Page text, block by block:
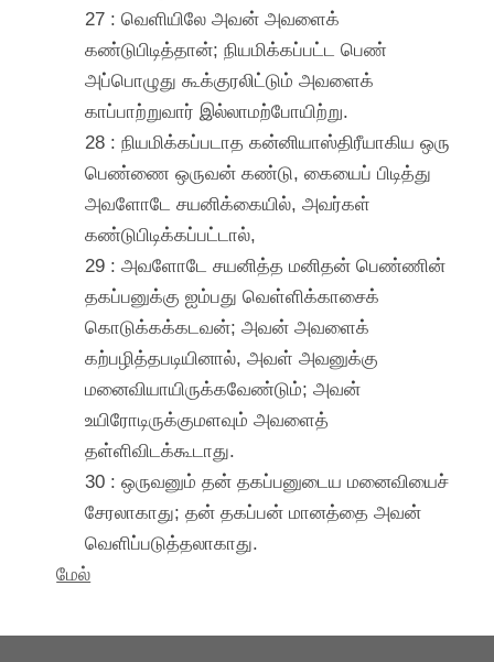
27 : வெளியிலே அவன் அவளைக்
கண்டுபிடித்தான்; நியமிக்கப்பட்ட பெண்
அப்பொழுது கூக்குரலிட்டும் அவளைக்
காப்பாற்றுவார் இல்லாமற்போயிற்று.
28 : நியமிக்கப்படாத கன்னியாஸ்திரீயாகிய ஒரு
பெண்ணை ஒருவன் கண்டு, கையைப் பிடித்து
அவளோடே சயனிக்கையில், அவர்கள்
கண்டுபிடிக்கப்பட்டால்,
29 : அவளோடே சயனித்த மனிதன் பெண்ணின்
தகப்பனுக்கு ஐம்பது வெள்ளிக்காசைக்
கொடுக்கக்கடவன்; அவன் அவளைக்
கற்பழித்தபடியினால், அவள் அவனுக்கு
மனைவியாயிருக்கவேண்டும்; அவன்
உயிரோடிருக்குமளவும் அவளைத்
தள்ளிவிடக்கூடாது.
30 : ஒருவனும் தன் தகப்பனுடைய மனைவியைச்
சேரலாகாது; தன் தகப்பன் மானத்தை அவன்
வெளிப்படுத்தலாகாது.
மேல்